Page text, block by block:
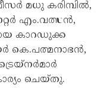
മധു കരിമ്പിൽ,
എം.വത്സൻ,
കാറഡുക്ക
കെ.പത്മനാഭൻ,
ചെയ്തു.